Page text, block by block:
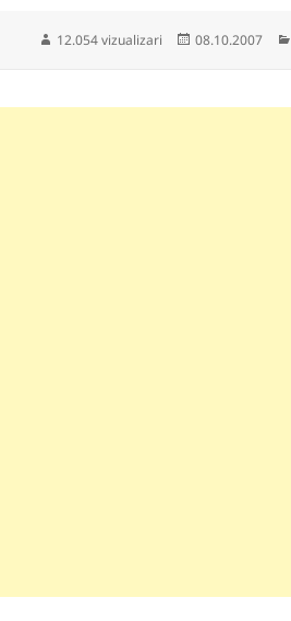
12.054 vizualizari
Publicat
08.10.2007